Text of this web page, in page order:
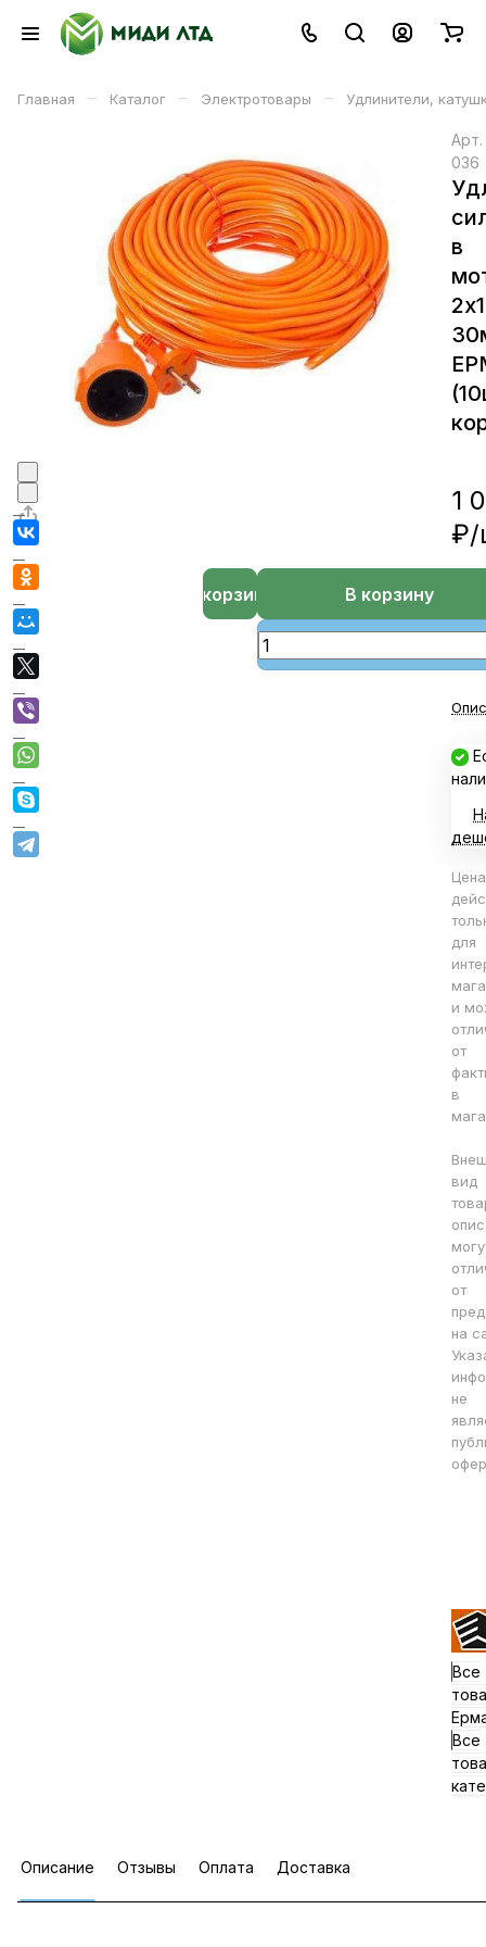
Главная – Каталог – Электротовары – Удлинители,
Арт.
036
в
1
₽/
В корзину
В корзине
Цена
для
и
от
в
вид
от
на
не
Все
Все
Описание Отзывы Оплата Доставка